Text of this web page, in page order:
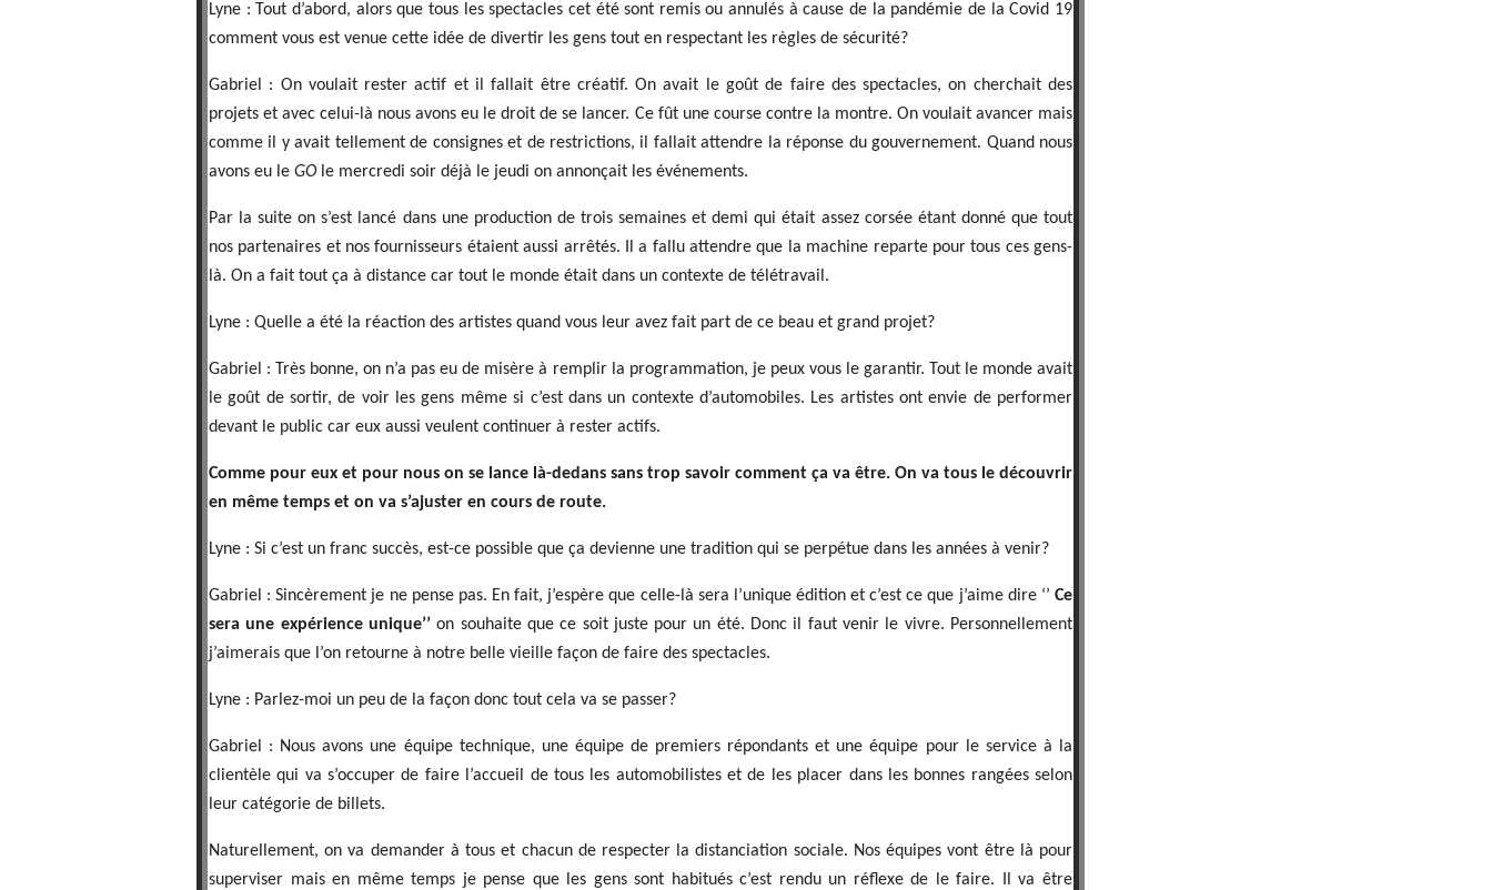
Lyne : Tout d’abord, alors que tous les spectacles cet été sont remis ou annulés à cause de la pandémie de la Covid 19
comment vous est venue cette idée de divertir les gens tout en respectant les règles de sécurité?
Gabriel : On voulait rester actif et il fallait être créatif. On avait le goût de faire des spectacles, on cherchait des
projets et avec celui-là nous avons eu le droit de se lancer. Ce fût une course contre la montre. On voulait avancer mais
comme il y avait tellement de consignes et de restrictions, il fallait attendre la réponse du gouvernement. Quand nous
avons eu le GOle mercredi soir déjà le jeudi on annonçait les événements.
Par la suite on s’est lancé dans une production de trois semaines et demi qui était assez corsée étant donné que tout
nos partenaires et nos fournisseurs étaient aussi arrêtés. Il a fallu attendre que la machine reparte pour tous ces gens-
là. On a fait tout ça à distance car tout le monde était dans un contexte de télétravail.
Lyne : Quelle a été la réaction des artistes quand vous leur avez fait part de ce beau et grand projet?
Gabriel : Très bonne, on n’a pas eu de misère à remplir la programmation, je peux vous le garantir. Tout le monde avait
le goût de sortir, de voir les gens même si c’est dans un contexte d’automobiles. Les artistes ont envie de performer
devant le public car eux aussi veulent continuer à rester actifs.
Comme pour eux et pour nous on se lance là-dedans sans trop savoir comment ça va être. On va tous le découvrir
en même temps et on va s’ajuster en cours de route.
Lyne : Si c’est un franc succès, est-ce possible que ça devienne une tradition qui se perpétue dans les années à venir?
Gabriel : Sincèrement je ne pense pas. En fait, j’espère que celle-là sera l’unique édition et c’est ce que j’aime dire ‘’ Ce
sera une expérience unique’’on souhaite que ce soit juste pour un été. Donc il faut venir le vivre. Personnellement
j’aimerais que l’on retourne à notre belle vieille façon de faire des spectacles.
Lyne : Parlez-moi un peu de la façon donc tout cela va se passer?
Gabriel : Nous avons une équipe technique, une équipe de premiers répondants et une équipe pour le service à la
clientèle qui va s’occuper de faire l’accueil de tous les automobilistes et de les placer dans les bonnes rangées selon
leur catégorie de billets.
Naturellement, on va demander à tous et chacun de respecter la distanciation sociale. Nos équipes vont être là pour
superviser mais en même temps je pense que les gens sont habitués c’est rendu un réflexe de le faire. Il va être